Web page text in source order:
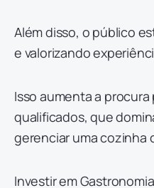
Além disso, o público
e valorizando
Isso aumenta a
qualificados, que
gerenciar uma cozinha
Investir em